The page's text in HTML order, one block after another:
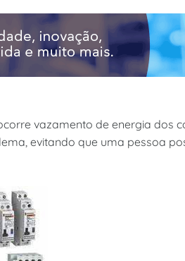
vazamento de energia dos
evitando que uma pessoa